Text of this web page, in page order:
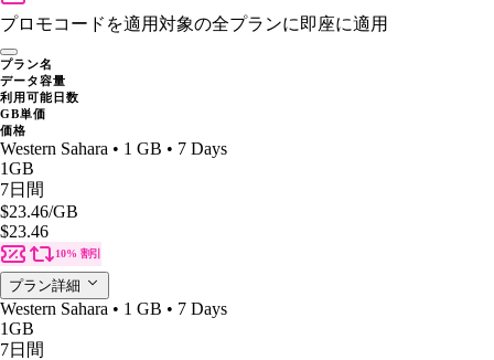
プロモコードを適用対象の全プランに即座に適用
プラン名
データ容量
利用可能日数
GB単価
価格
Western Sahara • 1 GB • 7 Days
1GB
7日間
$23.46/GB
$23.46
10% 割引
プラン詳細
Western Sahara • 1 GB • 7 Days
1GB
7日間